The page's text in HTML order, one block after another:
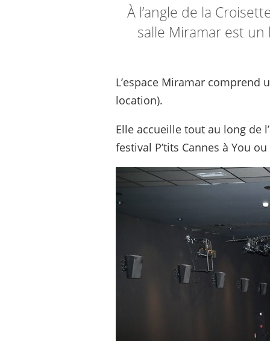
À l’angle de la
salle Miramar est
L’espace Miramar comprend
location).
Elle accueille tout au long de
festival P’tits Cannes à You